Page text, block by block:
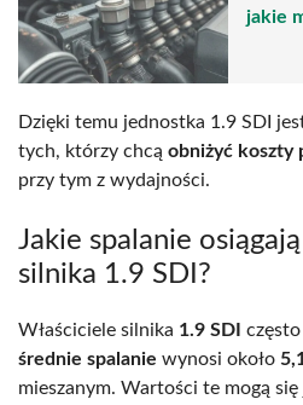
jakie
Dzięki temu jednostka 1.9 SDI
tych, którzy chcą obniżyć koszty
przy tym z wydajności.
Jakie spalanie
silnika 1.9 SDI?
Właściciele silnika 1.9 SDI
średnie spalanie wynosi około
mieszanym. Wartości te mogą